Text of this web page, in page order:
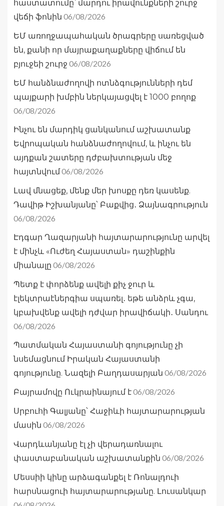
հաստատումը՝ մարդու իրավունքների շուրջ
վեճի ֆոնին 06/08/2026
ԵՄ առողջապահական ծրագրերը սառեցված
են, քանի որ մայրաքաղաքները վիճում են
բյուջեի շուրջ 06/08/2026
ԵՄ հանձնաժողովի ոտնձգությունների դեմ
պայքարի խմբին ներկայացվել է 1000 բողոք
06/08/2026
Ինչու են մարդիկ ցանկանում աշխատանք
Եվրոպական հանձնաժողովում, և ինչու են
այդքան շատերը դժբախտության մեջ
հայտնվում06/08/2026
Լավ մնացեք, մենք մեր խոսքը դեռ կասենք.
Դավիթ Իշխանյանը՝ Բաքվից․ Ձայնագրություն
06/08/2026
Էդգար Ղազարյանի հայտարարությունը արվել
է մինչև «Ուժեղ Հայաստան» դաշինքին
միանալը 06/08/2026
Պետք է փորձենք ավելի քիչ ջուր և
էլեկտրաէներգիա սպառել․ եթե անձրև չգա,
կբախվենք ավելի դժվար իրավիճակի․ Սանդու
06/08/2026
Պատմական Հայաստանի գոյությունը չի
նսեմացնում Իրական Հայաստանի
գոյությունը. Նազելի Բաղդասարյան 06/08/2026
Բայրամովը Ուկրաինայում է06/08/2026
Սրբուհի Գալյանը՝ Հաջիևի հայտարարության
մասին 06/08/2026
Վարդևանյանը էլ չի վերադառնալու
փաստաբանական աշխատանքին 06/08/2026
Մեսսիի կինը արձագանքել է Ռոնալդուի
հարսնացուի հայտարարությանը. Լուսանկար